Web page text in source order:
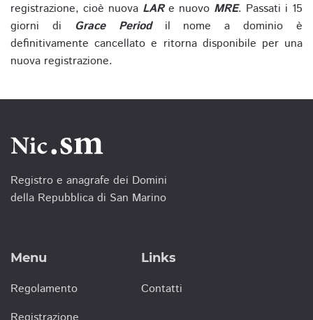
registrazione, cioè nuova LARe nuovo MRE. Passati i 15
giorni di Grace Periodil nome a dominio è
definitivamente cancellato e ritorna disponibile per una
nuova registrazione.
Registro e anagrafe dei Domini
della Repubblica di San Marino
Menu
Regolamento
Links
Contatti